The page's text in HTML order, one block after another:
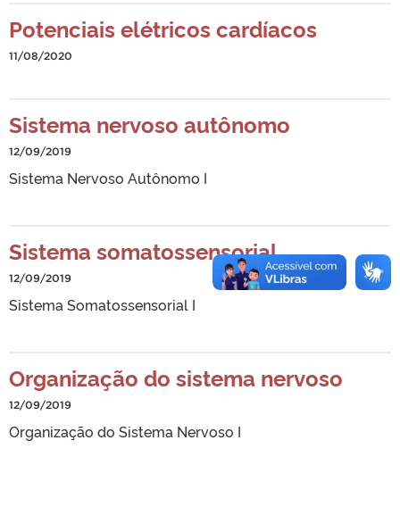
Potenciais elétricos cardíacos
11/08/2020
Sistema nervoso autônomo
12/09/2019
Sistema Nervoso Autônomo I
Sistema somatossensorial
12/09/2019
Sistema Somatossensorial I
Organização do sistema nervoso
12/09/2019
Organização do Sistema Nervoso I